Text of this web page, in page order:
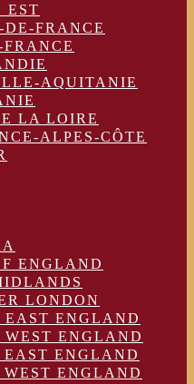
EST
FRANCE
AQUITANIE
LA LOIRE
ALPES-CÔTE
ENGLAND
LONDON
EAST ENGLAND
WEST ENGLAND
EAST ENGLAND
WEST ENGLAND